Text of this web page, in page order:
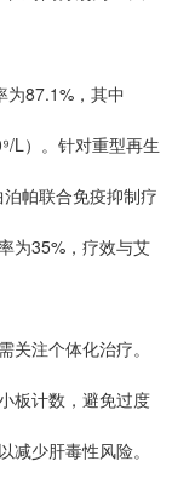
87.1%，其中
L）。针对重型再生
帕联合免疫抑制疗
为35%，疗效与艾
注个体化治疗。
板计数，避免过度
少肝毒性风险。